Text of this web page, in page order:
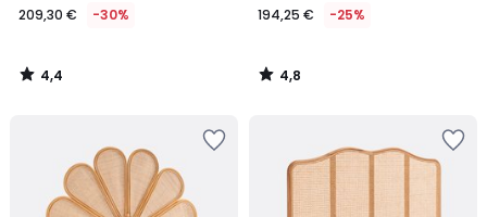
209,30 € -30%
4,4
/
194,25 € -25%
4,8
/